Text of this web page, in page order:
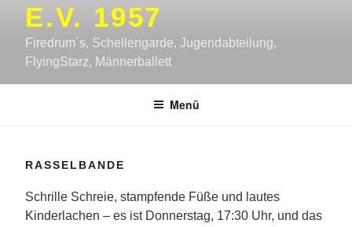
E.V. 1957
Firedrum´s, Schellengarde, Jugendabteilung,
FlyingStarz, Männerballett
Menü
RASSELBANDE
Schrille Schreie, stampfende Füße und lautes
Kinderlachen – es ist Donnerstag, 17:30 Uhr, und das